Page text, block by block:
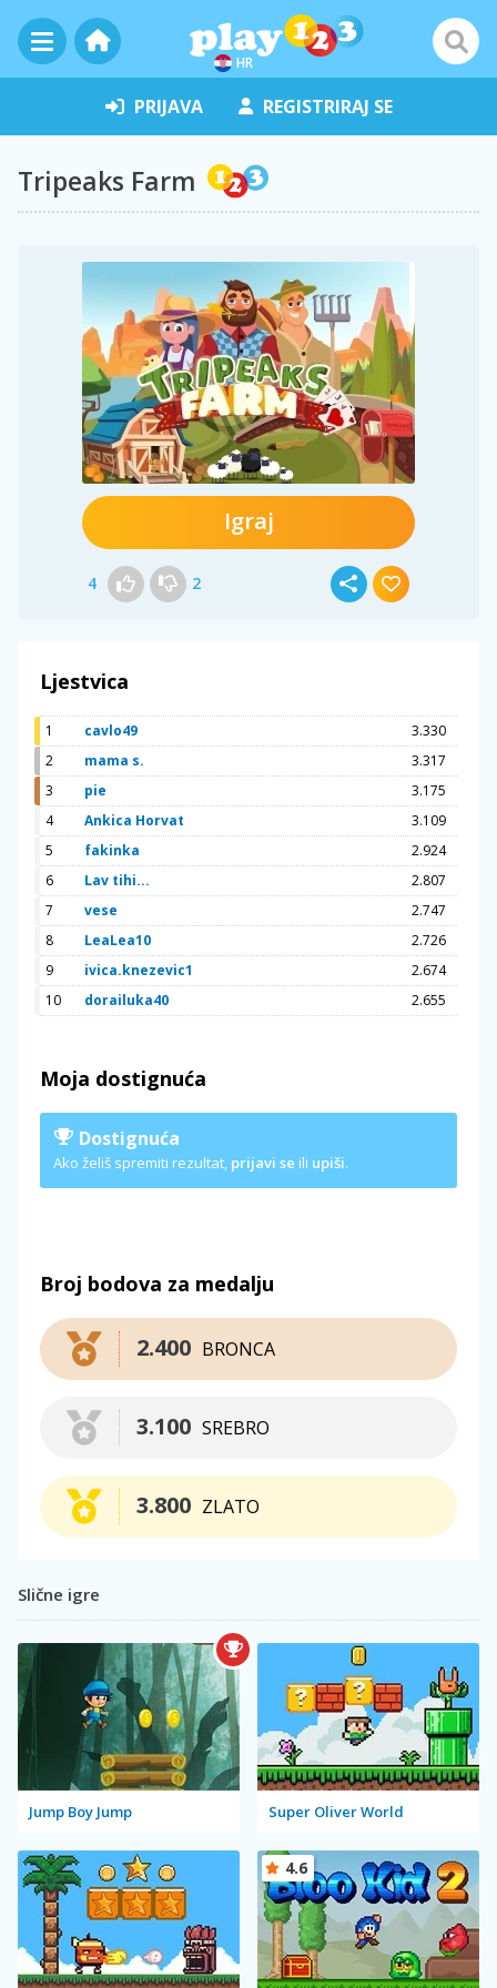
HR
PRIJAVA REGISTRIRAJ SE
Tripeaks Farm
Igraj
4 2
Ljestvica
1 cavlo49
3.330
2
mama s.
3.317
3
pie
3.175
4
Ankica Horvat
3.109
5
fakinka
2.924
6
Lav tihi...
2.807
7
vese
2.747
8
LeaLea10
2.726
9
ivica.knezevic1
2.674
10
dorailuka40 2.655
Moja dostignuća
Dostignuća
Ako želiš spremiti rezultat, prijavi se ili upiši.
Broj bodova za medalju
BRONCA
2.400
SREBRO
3.100
ZLATO
3.800
Slične igre
Jump Boy Jump Super Oliver World
4.6